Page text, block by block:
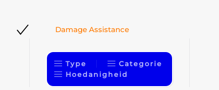
Type
Categorie
Hoedanigheid